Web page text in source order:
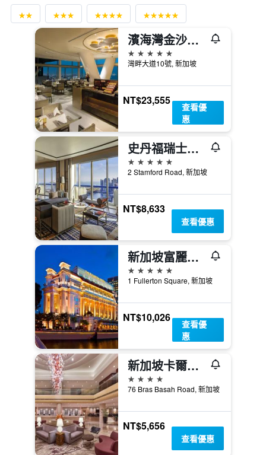
濱海灣金沙酒店
5星級
灣畔大道10號, 新加坡
NT$23,555
查看優
惠
史丹福瑞士酒店
5星級
2 Stamford Road, 新加坡
NT$8,633
查看優惠
新加坡富麗敦酒店
5星級
1 Fullerton Square, 新加坡
NT$10,026
查看優
惠
新加坡卡爾登酒店
4星級
76 Bras Basah Road, 新加坡
NT$5,656
查看優惠